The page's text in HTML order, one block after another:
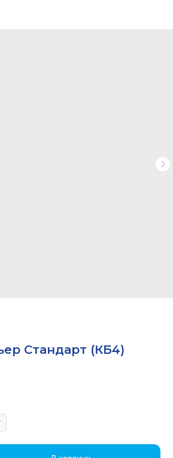
Стандарт (КБ4)